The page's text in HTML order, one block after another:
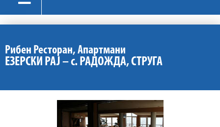
Рибен Ресторан, Апартмани
ЕЗЕРСКИ РАЈ – с. РАДОЖДА, СТРУГА